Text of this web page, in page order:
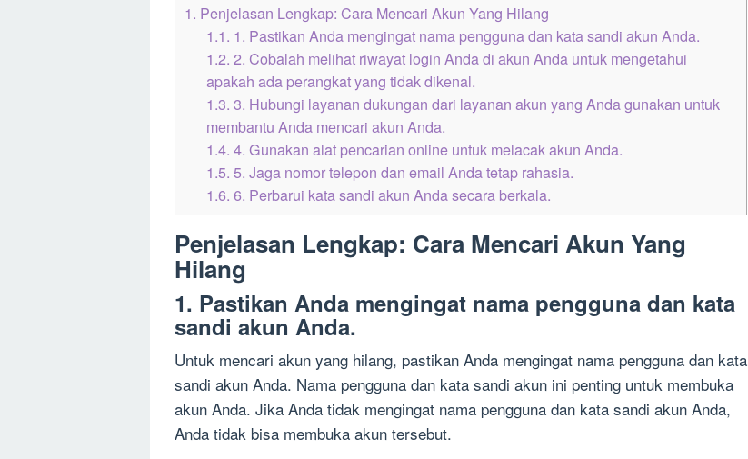
1. Penjelasan Lengkap: Cara Mencari Akun Yang Hilang
1.1. 1. Pastikan Anda mengingat nama pengguna dan kata sandi akun Anda.
1.2. 2. Cobalah melihat riwayat login Anda di akun Anda untuk mengetahui
apakah ada perangkat yang tidak dikenal.
1.3. 3. Hubungi layanan dukungan dari layanan akun yang Anda gunakan untuk
membantu Anda mencari akun Anda.
1.4. 4. Gunakan alat pencarian online untuk melacak akun Anda.
1.5. 5. Jaga nomor telepon dan email Anda tetap rahasia.
1.6. 6. Perbarui kata sandi akun Anda secara berkala.
Penjelasan Lengkap: Cara Mencari Akun Yang
Hilang
1. Pastikan Anda mengingat nama pengguna dan kata
sandi akun Anda.
Untuk mencari akun yang hilang, pastikan Anda mengingat nama pengguna dan kata
sandi akun Anda. Nama pengguna dan kata sandi akun ini penting untuk membuka
akun Anda. Jika Anda tidak mengingat nama pengguna dan kata sandi akun Anda,
Anda tidak bisa membuka akun tersebut.